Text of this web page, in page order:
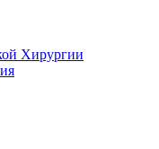
Хирургии